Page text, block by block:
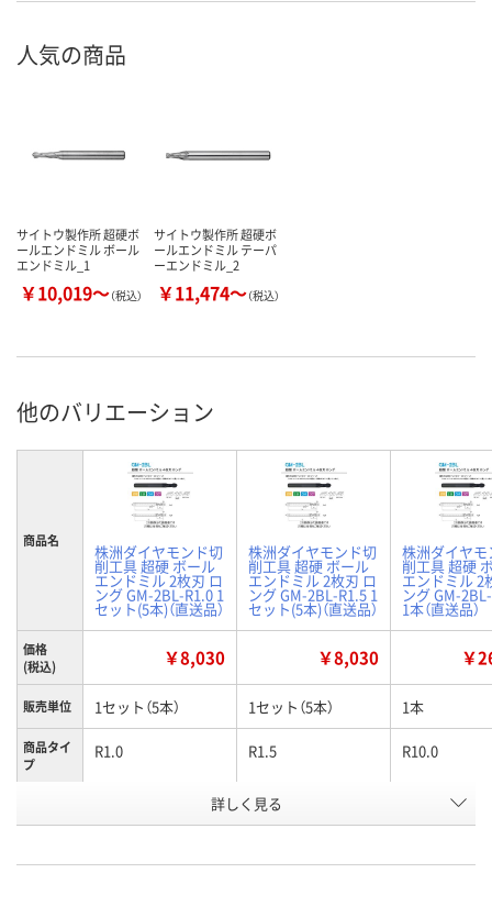
人気の商品
サイトウ製作所 超硬ボ
ールエンドミル ボール
エンドミル_1
￥10,019～（税込）
サイトウ製作所 超硬ボ
ールエンドミル テーパ
ーエンドミル_2
￥11,474～（税込）
他のバリエーション
商品名
株洲ダイヤモンド切
削工具 超硬 ボール
エンドミル 2枚刃 ロ
ング GM-2BL-R1.0 1
セット(5本)（直送品）
株洲ダイヤモンド切
削工具 超硬 ボール
エンドミル 2枚刃 ロ
ング GM-2BL-R1.5 1
セット(5本)（直送品）
株洲ダイヤモ
削工具 超硬
エンドミル 2
ング GM-
1本（直送品）
価格
(税込)
￥8,030 ￥8,030 ￥
販売単位 1セット（5本） 1セット（5本） 1本
商品タイ
プ
R1.0 R1.5 R10.0
WK21617 WK21618
詳しく見る